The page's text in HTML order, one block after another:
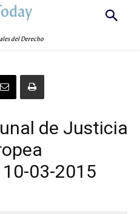
del Derecho
de Justicia
03-2015